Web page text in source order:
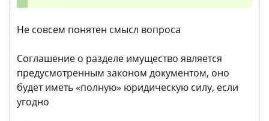
Не совсем понятен смысл вопроса
Соглашение о разделе имущество является
предусмотренным законом документом, оно
будет иметь «полную» юридическую силу, если
угодно